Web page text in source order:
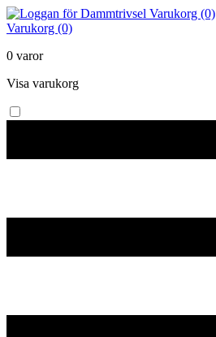
Varukorg (0)
Varukorg (0)
0 varor
Visa varukorg